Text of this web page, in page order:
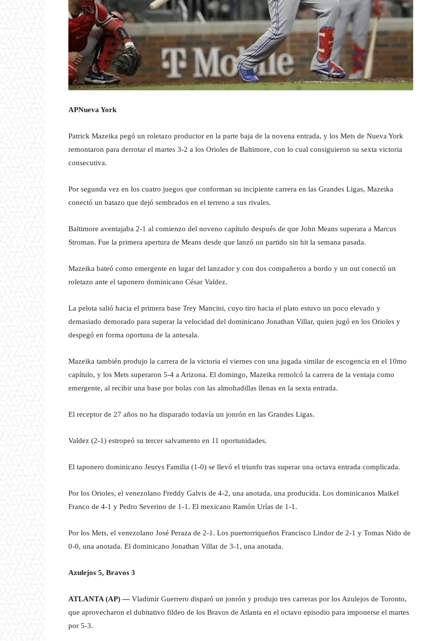
APNueva York
Patrick Mazeika pegó un roletazo productor en la parte baja de la novena entrada, y los Mets de Nueva York
remontaron para derrotar el martes 3-2 a los Orioles de Baltimore, con lo cual consiguieron su sexta victoria
consecutiva.
Por segunda vez en los cuatro juegos que conforman su incipiente carrera en las Grandes Ligas, Mazeika
conectó un batazo que dejó sembrados en el terreno a sus rivales.
Baltimore aventajaba 2-1 al comienzo del noveno capítulo después de que John Means superara a Marcus
Stroman. Fue la primera apertura de Means desde que lanzó un partido sin hit la semana pasada.
Mazeika bateó como emergente en lugar del lanzador y con dos compañeros a bordo y un out conectó un
roletazo ante el taponero dominicano César Valdez.
La pelota salió hacia el primera base Trey Mancini, cuyo tiro hacia el plato estuvo un poco elevado y
demasiado demorado para superar la velocidad del dominicano Jonathan Villar, quien jugó en los Orioles y
despegó en forma oportuna de la antesala.
Mazeika también produjo la carrera de la victoria el viernes con una jugada similar de escogencia en el 10mo
capítulo, y los Mets superaron 5-4 a Arizona. El domingo, Mazeika remolcó la carrera de la ventaja como
emergente, al recibir una base por bolas con las almohadillas llenas en la sexta entrada.
El receptor de 27 años no ha disparado todavía un jonrón en las Grandes Ligas.
Valdez (2-1) estropeó su tercer salvamento en 11 oportunidades.
El taponero dominicano Jeurys Familia (1-0) se llevó el triunfo tras superar una octava entrada complicada.
Por los Orioles, el venezolano Freddy Galvis de 4-2, una anotada, una producida. Los dominicanos Maikel
Franco de 4-1 y Pedro Severino de 1-1. El mexicano Ramón Urías de 1-1.
Por los Mets, el venezolano José Peraza de 2-1. Los puertorriqueños Francisco Lindor de 2-1 y Tomas Nido de
0-0, una anotada. El dominicano Jonathan Villar de 3-1, una anotada.
Azulejos 5, Bravos 3
ATLANTA (AP) —Vladimir Guerrero disparó un jonrón y produjo tres carreras por los Azulejos de Toronto,
que aprovecharon el dubitativo fildeo de los Bravos de Atlanta en el octavo episodio para imponerse el martes
por 5-3.